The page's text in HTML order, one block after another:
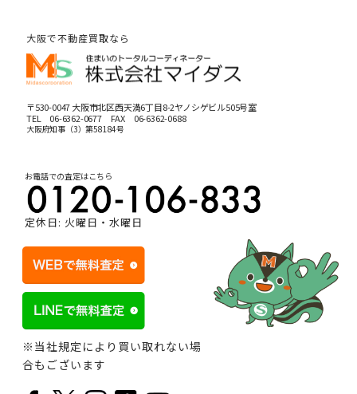
大阪で不動産買取なら
〒530-0047 大阪市北区西天満6丁目8-2ヤノシゲビル505号室
TEL 06-6362-0677FAX 06-6362-0688
大阪府知事（3）第58184号
お電話での査定はこちら
定休日: 火曜日・水曜日
※当社規定により買い取れない場
合もございます